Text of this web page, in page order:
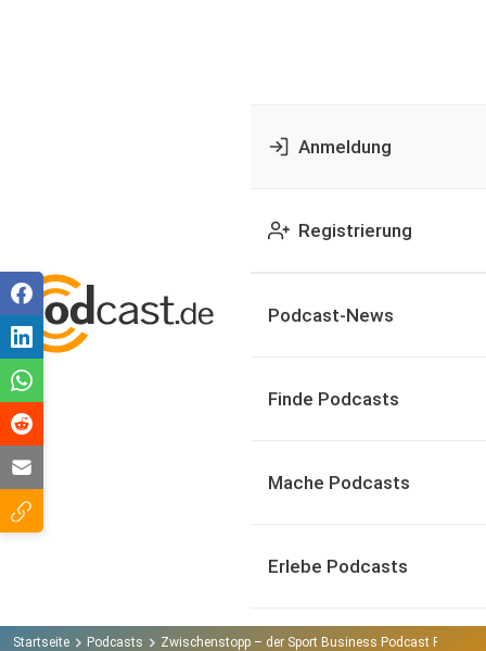
Anmeldung
Registrierung
Podcast-News
Finde Podcasts
Mache Podcasts
Erlebe Podcasts
Startseite Podcasts Zwischenstopp – der Sport Business Podcast Podcast